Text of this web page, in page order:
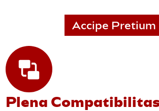
Accipe Pretium
Plena